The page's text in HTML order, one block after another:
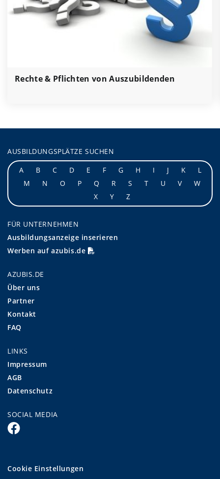
Rechte & Pflichten von Auszubildenden
AUSBILDUNGSPLÄTZE SUCHEN
A
B C D E F G H I J K
L
M
N O P Q R S T U V
W
X
Y Z
FÜR UNTERNEHMEN
Ausbildungsanzeige inserieren
Werben auf azubis.de
AZUBIS.DE
Über uns
Partner
Kontakt
FAQ
LINKS
Impressum
AGB
Datenschutz
SOCIAL MEDIA
Cookie Einstellungen